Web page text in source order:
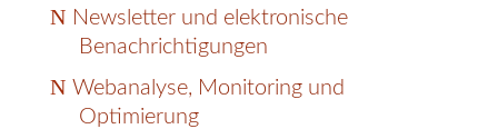
Newsletter und elektronische
Benachrichtigungen
Webanalyse, Monitoring und
Optimierung